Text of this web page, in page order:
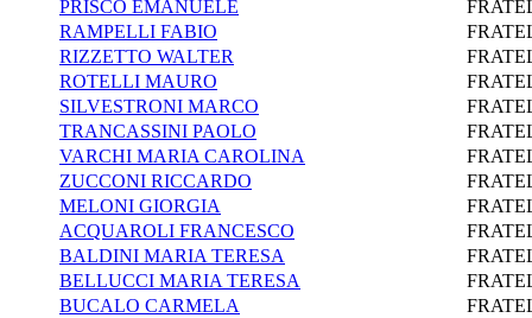
PRISCO EMANUELE
RAMPELLI FABIO
RIZZETTO WALTER
ROTELLI MAURO
SILVESTRONI MARCO
TRANCASSINI PAOLO
VARCHI MARIA CAROLINA
ZUCCONI RICCARDO
MELONI GIORGIA
ACQUAROLI FRANCESCO
BALDINI MARIA TERESA
BELLUCCI MARIA TERESA
BUCALO CARMELA